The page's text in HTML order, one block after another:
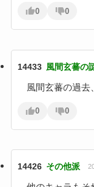
0 0
14433 風間玄蕃の
風間玄蕃の過去
0 0
14426 その他派